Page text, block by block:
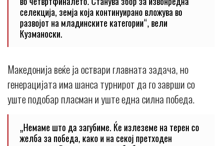
селекција, земја која континуирано вложува во
развојот на младинските категории“, вели
Кузманоски.
Македонија веќе ја оствари главната задача, но
генерацијата има шанса турнирот да го заврши со
уште подобар пласман и уште една силна победа.
„Немаме што да загубиме. Ќе излеземе на терен со
желба за победа, како и на секој претходен